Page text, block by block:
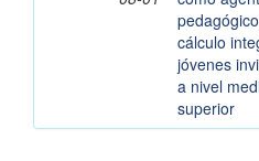
cálculo
jóvenes
a nivel
superior